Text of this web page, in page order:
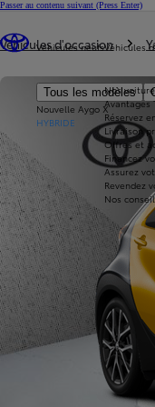
Passer au contenu suivant (Press Enter)
Véhicules neufs
Tous les modèles
Nouvelle Aygo X
HYBRIDE
Véhicules
Nos
Avantages
Réservez
Livraison
Offres et
Financez
Assurez
Revendez
Nos
Véhicules d'occasion